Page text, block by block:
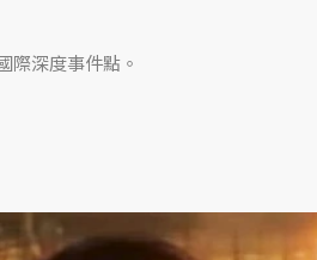
際深度事件點。